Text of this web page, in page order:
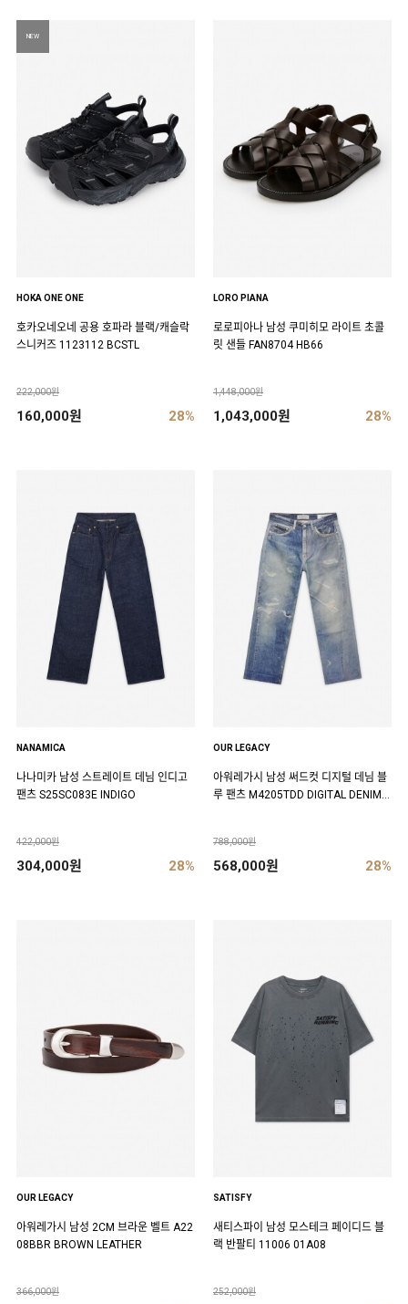
NEW
HOKA ONE ONE
호카오네오네 공용 호파라 블랙/캐슬락
스니커즈 1123112 BCSTL
222,000원
160,000원 28%
LORO PIANA
로로피아나 남성 쿠미히모 라이트 초콜
릿 샌들 FAN8704 HB66
1,448,000원
1,043,000원 28%
NANAMICA
나나미카 남성 스트레이트 데님 인디고
팬츠 S25SC083E INDIGO
422,000원
304,000원 28%
OUR LEGACY
아워레가시 남성 써드컷 디지털 데님 블
루 팬츠 M4205TDD DIGITAL DENIM P
788,000원
568,000원 28%
OUR LEGACY
아워레가시 남성 2CM 브라운 벨트 A22
08BBR BROWN LEATHER
366,000원
SATISFY
새티스파이 남성 모스테크 페이디드 블
랙 반팔티 11006 01A08
252,000원